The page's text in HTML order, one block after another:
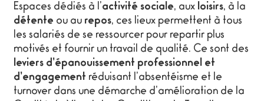
Espaces dédiés à l’ activité sociale, aux loisirs, à la
détente ou au repos, ces lieux permettent à tous
les salariés de se ressourcer pour repartir plus
motivés et fournir un travail de qualité. Ce sont des
leviers d’épanouissement professionnel et
d’engagement réduisant l’absentéisme et le
turnover dans une démarche d’amélioration de la